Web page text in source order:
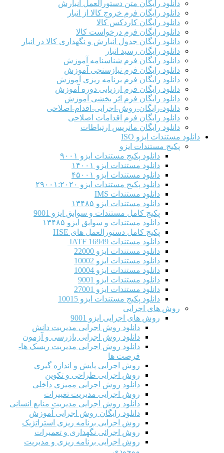
دانلود رایگان متن دستورالعمل انبارش
دانلود رایگان فرم خروج کالا از انبار
دانلود رایگان کاردکس کالا
دانلود رایگان فرم درخواست کالا
دانلود رایگان جدول انبارش و نگهداری کالا در انبار
دانلود رایگان رسید انبار
دانلود رایگان فرم شناسنامه آموزش
دانلود رایگان فرم نیازسنجی آموزش
دانلود رایگان فرم برنامه ریزی آموزش
دانلود رایگان فرم ارزیابی دوره آموزش
دانلود رایگان فرم اثر بخشی آموزش
دانلود-رایگان-روش-اجرایی-اقدام-اصلاحی
دانلود رایگان فرم اقدامات اصلاحی
دانلود رایگان ماتریس ارتباطات
دانلود مستندات ایزو ISO
پکیج مستندات ایزو
دانلود پکیج مستندات ایزو ۹۰۰۱
دانلود مستندات ایزو ۱۴۰۰۱
دانلود مستندات ایزو ۴۵۰۰۱
دانلود پکیج مستندات ایزو ۲۹۰۰۱:۲۰۲۰
دانلود مستندات IMS
دانلود مستندات ایزو ۱۳۴۸۵
پکیج کامل مستندات و سوابق ایزو 9001
دانلود مستندات و سوابق ایزو ۱۳۴۸۵
پکیج کامل دستورالعمل های HSE
دانلود مستندات IATF 16949
دانلود مستندات ایزو 22000
دانلود مستندات ایزو 10002
دانلود مستندات ایزو 10004
دانلود مستندات ایزو 9001
دانلود مستندات ایزو 27001
دانلود پکیج مستندات ایزو 10015
روش های اجرایی
روش های اجرایی ایزو 9001
دانلود روش اجرایی مدیریت دانش
دانلود روش اجرایی بازرسی و آزمون
دانلود روش اجرایی مدیریت ریسک ها-
فرصت ها
روش اجرایی پایش و اندازه گیری
روش اجرایی طراحی و تکوین
دانلود روش اجرایی ممیزی داخلی
روش اجرایی مدیریت تغییرات
دانلود روش اجرایی مدیریت منابع انسانی
دانلود رایگان روش اجرایی آموزش
روش اجرایی برنامه ریزی استراتژیک
روش اجرائی نگهداری و تعمیرات
روش اجرایی برنامه ریزی و مدیریت
موجودی